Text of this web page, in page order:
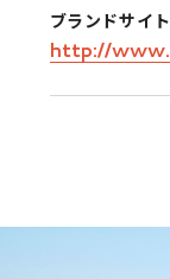
ブランドサイト
http://